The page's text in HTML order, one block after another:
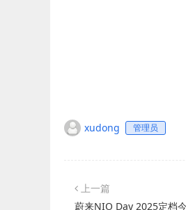
xudong 管理员
上一篇
蔚来NIO Day 2025定档